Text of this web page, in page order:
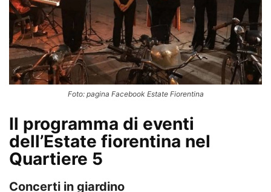
Foto: pagina Facebook Estate Fiorentina
Il programma di eventi
dell’Estate fiorentina nel
Quartiere 5
Concerti in giardino